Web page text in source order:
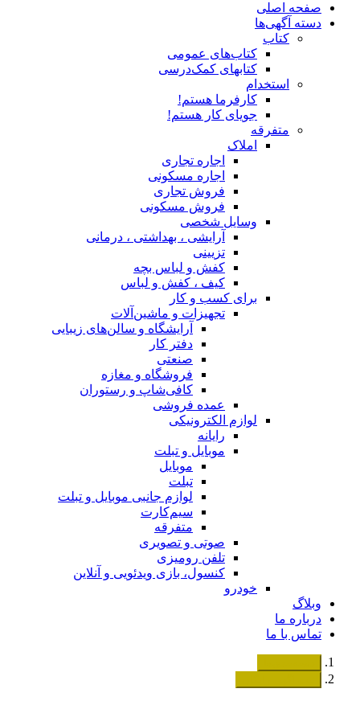
صفحه اصلی
دسته آگهی‌ها
کتاب
کتاب‌های عمومی
کتابهای کمک‌درسی
استخدام
کارفرما هستم!
جویای کار هستم!
متفرقه
املاک
اجاره تجاری
اجاره مسکونی
فروش تجاری
فروش مسکونی
وسایل شخصی
آرایشی ، بهداشتی ، درمانی
تزیینی
کفش و لباس بچه
کیف ، کفش و لباس
برای کسب و کار
تجهیزات و ماشین‌آلات
آرایشگاه و سالن‌های زیبایی
دفتر کار
صنعتی
فروشگاه و مغازه
کافی‌شاپ و رستوران
عمده فروشی
لوازم الکترونیکی
رایانه
موبایل و تبلت
موبایل
تبلت
لوازم جانبی موبایل و تبلت
سیم‌کارت
متفرقه
صوتی و تصویری
تلفن رومیزی
کنسول، بازی‌ ویدئویی و آنلاین
خودرو
وبلاگ
درباره ما
تماس با ما